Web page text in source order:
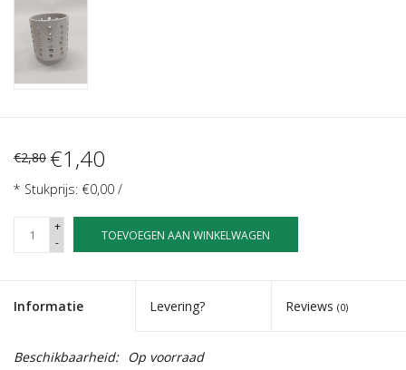
€2,80 €1,40
* Stukprijs: €0,00 /
+
-
TOEVOEGEN AAN WINKELWAGEN
Informatie Levering? Reviews (0)
Beschikbaarheid: Op voorraad